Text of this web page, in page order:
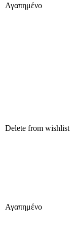
Αγαπημένο
Delete from wishlist
Αγαπημένο